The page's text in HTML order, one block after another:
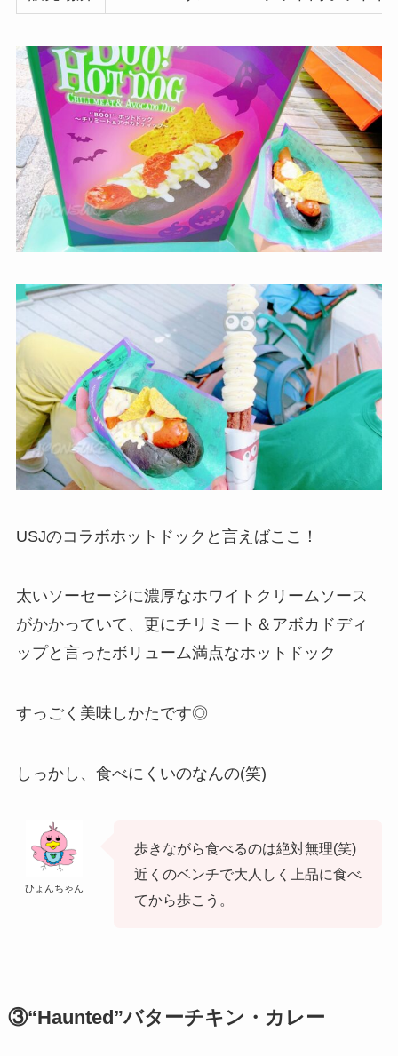
USJのコラボホットドックと言えばここ！
太いソーセージに濃厚なホワイトクリームソース
がかかっていて、更にチリミート＆アボカドディ
ップと言ったボリューム満点なホットドック
すっごく美味しかたです◎
しっかし、食べにくいのなんの(笑)
ひょんちゃん
歩きながら食べるのは絶対無理(笑)
近くのベンチで大人しく上品に食べ
てから歩こう。
③“Haunted”バターチキン・カレー